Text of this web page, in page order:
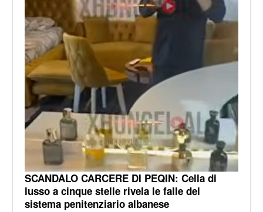
SCANDALO CARCERE DI PEQIN: Cella di
lusso a cinque stelle rivela le falle del
sistema penitenziario albanese